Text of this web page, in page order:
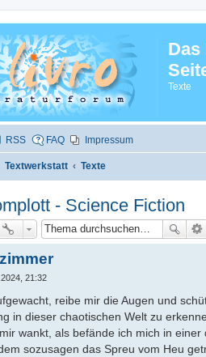
Texte
RSS FAQ Impressum
Textwerkstatt Texte
- Science Fiction
21:32
reibe mir die Augen und
in dieser chaotischen Welt zu
wankt, als befände ich mich in
sozusagen das Spreu vom Heu